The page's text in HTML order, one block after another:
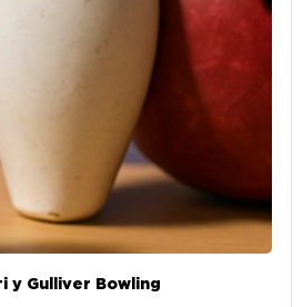
у Gulliver Bowling